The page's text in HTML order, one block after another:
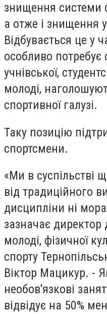
знищення системи
а отже і знищення
Відбувається це у
особливо потребує
учнівської,
молоді,
спортивної галузі.
Таку позицію
спортсмени.
«Ми в суспільстві
від традиційного
дисципліни ні
зазначає директор
молоді, фізичної
спорту
Віктор Мацикур. -
необов'язкові
відвідує на 50%